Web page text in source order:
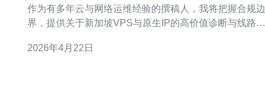
作为有多年云与网络运维经验的撰稿人，我将把握合规边
界，提供关于新加坡VPS与原生IP的高价值诊断与线路切
（如解锁受限内容、绕过版权控制等）的操作指引，聚焦
2026年4月22日